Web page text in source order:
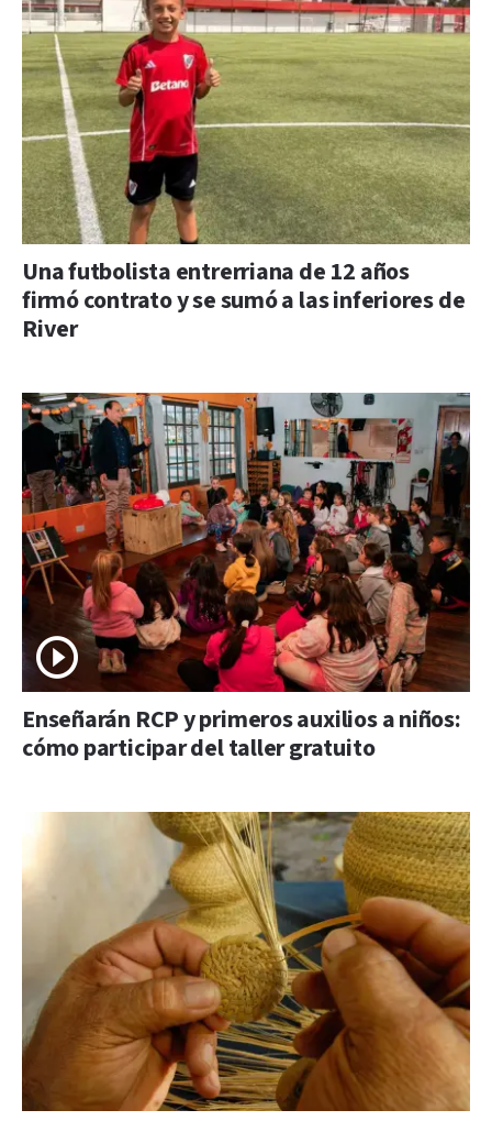
Una futbolista entrerriana de 12 años
firmó contrato y se sumó a las inferiores de
River
Enseñarán RCP y primeros auxilios a niños:
cómo participar del taller gratuito